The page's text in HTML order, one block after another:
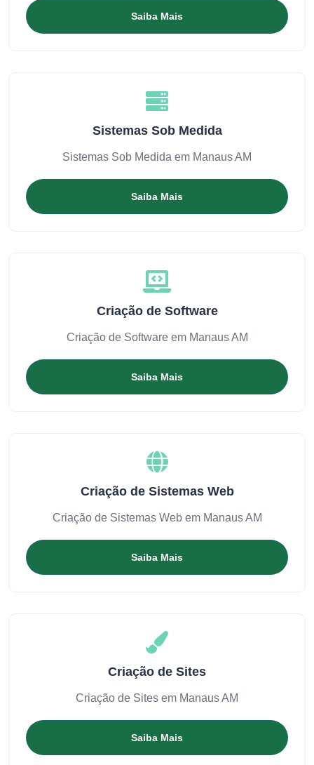
Saiba Mais
Sistemas Sob Medida
Sistemas Sob Medida em Manaus AM
Saiba Mais
Criação de Software
Criação de Software em Manaus AM
Saiba Mais
Criação de Sistemas Web
Criação de Sistemas Web em Manaus AM
Saiba Mais
Criação de Sites
Criação de Sites em Manaus AM
Saiba Mais